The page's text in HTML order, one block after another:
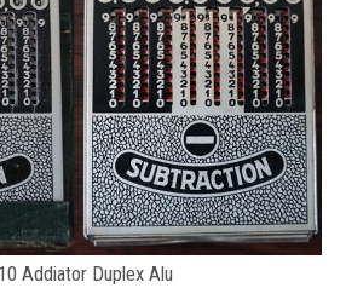
Addiator Duplex Alu